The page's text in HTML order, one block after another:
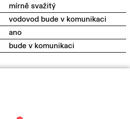
mírně svažitý
vodovod bude v komunikaci
ano
bude v komunikaci